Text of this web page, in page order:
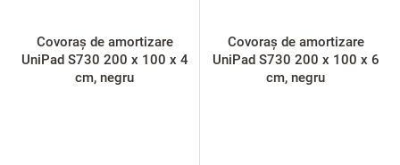
Covoraș de amortizare
UniPad S730 200 x 100 x 4
cm, negru
Covoraș de amortizare
UniPad S730 200 x 100 x 6
cm, negru